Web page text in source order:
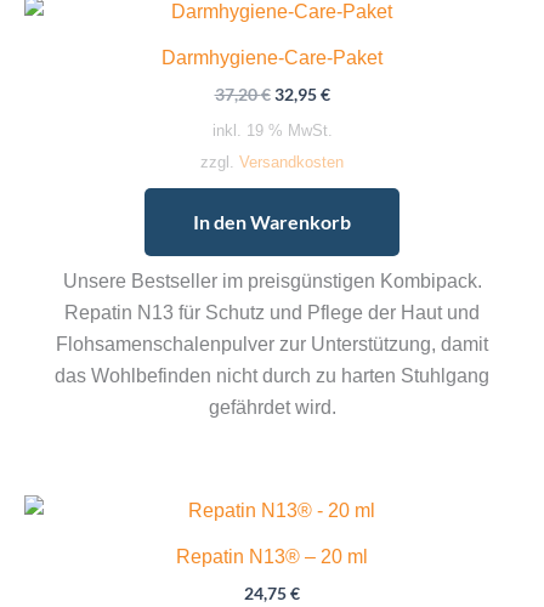
Darmhygiene-Care-Paket
37,20€ Ursprünglicher
war:
37,20 €
32,95€Aktueller
ist:
32,95 €.
inkl. 19 % MwSt.
zzgl. Versandkosten
In den Warenkorb
Unsere Bestseller im preisgünstigen Kombipack.
Repatin N13 für Schutz und Pflege der Haut und
Flohsamenschalenpulver zur Unterstützung, damit
das Wohlbefinden nicht durch zu harten Stuhlgang
gefährdet wird.
Repatin N13® – 20 ml
24,75€